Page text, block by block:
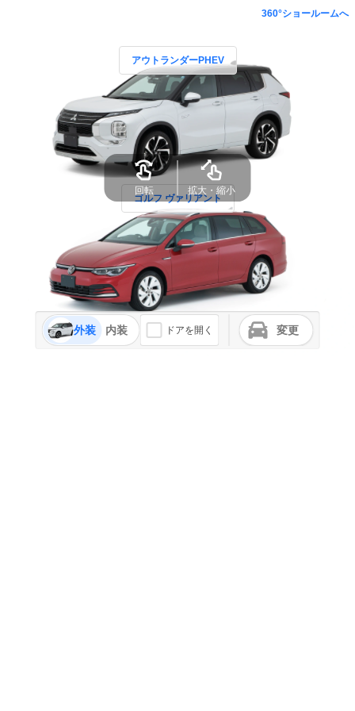
360°ショールームへ
アウトランダーPHEV
ゴルフ ヴァリアント
外装 内装 ドアを開く 変更
回転 拡大・縮小